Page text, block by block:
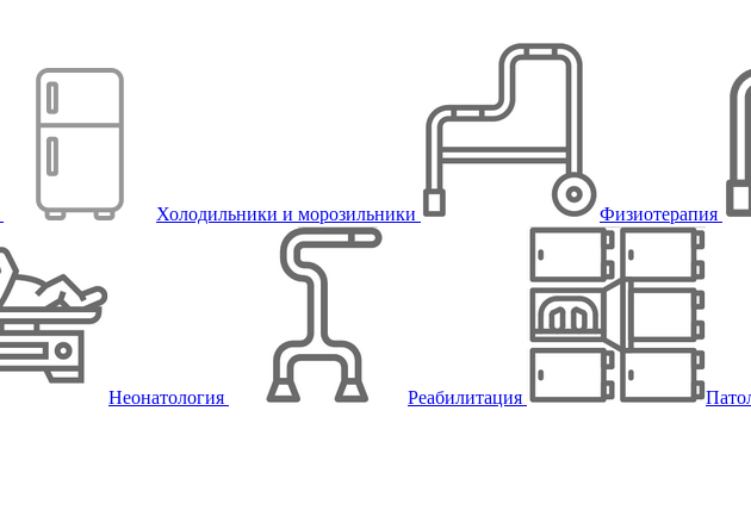
Холодильники и морозильники Физиотерапия
Неонатология Реабилитация